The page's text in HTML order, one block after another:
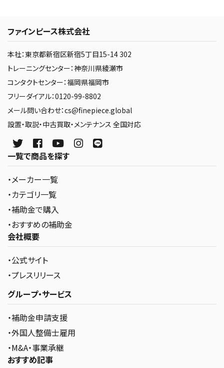
ファインピース株式会社
本社：東京都新宿区新宿5丁目15-14 302
トレーニングセンター：神奈川県綾瀬市
コンタクトセンター：福岡県福岡市
フリーダイアル：0120-99-8802
メール問い合わせ：cs@finepiece.global
設置・取説・中古買取・メンテナンス 全国対応
一覧で商品を探す
・メーカー一覧
・カテゴリ一覧
・補助金で購入
・おすすめの補助金
会社概要
・公式サイト
・プレスリリース
グループ・サービス
・補助金申請支援
・外国人整備士雇用
・M&A・事業承継
おすすめ記事